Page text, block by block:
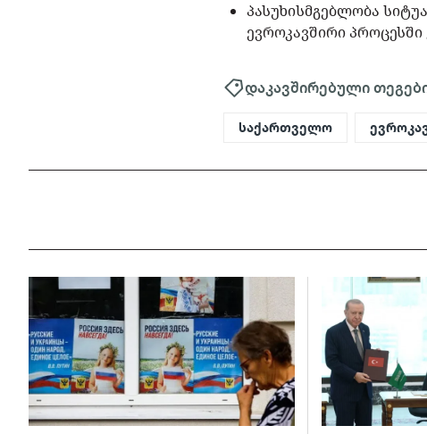
პასუხისმგებლობა
ევროკავშირი
დაკავშირებული
საქართველო